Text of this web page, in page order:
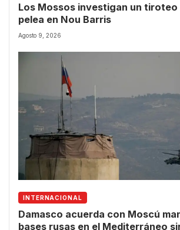
Los Mossos investigan un tiroteo
pelea en Nou Barris
Agosto 9, 2026
INTERNACIONAL
Damasco acuerda con Moscú
bases rusas en el Mediterráneo